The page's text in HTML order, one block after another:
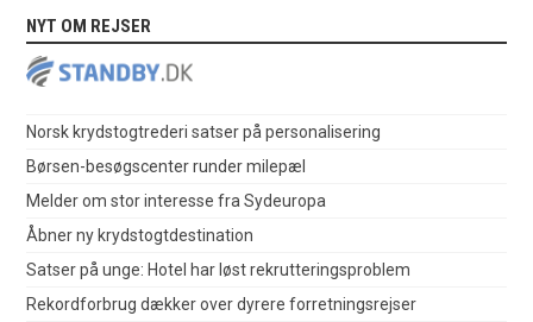
NYT OM REJSER
Norsk krydstogtrederi satser på personalisering
Børsen-besøgscenter runder milepæl
Melder om stor interesse fra Sydeuropa
Åbner ny krydstogtdestination
Satser på unge: Hotel har løst rekrutteringsproblem
Rekordforbrug dækker over dyrere forretningsrejser